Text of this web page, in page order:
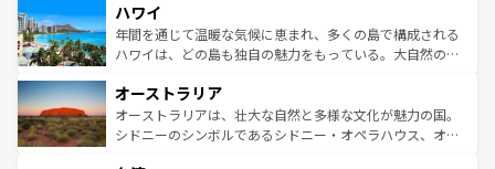
ば市内交通費無料で観光を楽しむこともできる。 なお、新
着のスイス情報はコンテンツ一覧 を参照してほしい。
のような巨大都市は、観光、ショッピング、エンターテイ
ンメントが詰まった刺激的なスポットだ。一方、アメリカ
西部には大自然が広がり、グランドキャニオンやイエロー
部のニューオーリンズでは、音楽と美食が融合した独特の
文化が魅力。旅行者はアメリカの各地域で異なる魅力を楽
しみながら、その多様性と豊かな歴史を感じることができ
ハワイ
年間を通じて温暖な気候に恵まれ、多くの島で構成される
ハワイは、どの島も独自の魅力をもっている。大自然の神
ワイ島は見逃せない。また、定番の観光地といえばオアフ
島だが、静かな自然を求めるならマウイ島やカウアイ島が
おすすめ。エメラルドグリーンに輝く海をはじめ、豊かな
オーストラリア
オーストラリアは、壮大な自然と多様な文化が魅力の国。
シドニーのシンボルであるシドニー・オペラハウス、オー